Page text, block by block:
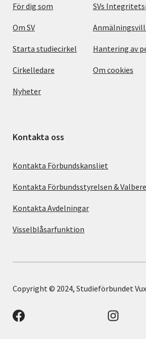
För dig som
Om SV
Starta studiecirkel
Cirkelledare
Nyheter
SVs
Hantering av
Om cookies
Kontakta oss
Kontakta Förbundskansliet
Kontakta Förbundsstyrelsen &
Kontakta Avdelningar
Visselblåsarfunktion
Copyright © 2024, Studieförbundet